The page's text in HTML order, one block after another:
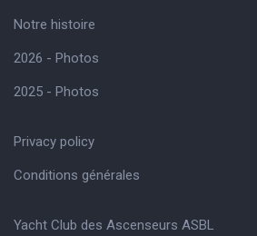
Notre histoire
2026 - Photos
2025 - Photos
Privacy policy
Conditions générales
Yacht Club des Ascenseurs ASBL